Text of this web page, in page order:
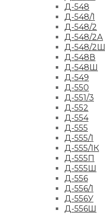
Д-548
Д-548/1
Д-548/2
Д-548/2А
Д-548/2Ш
Д-548В
Д-548Ш
Д-549
Д-550
Д-551/3
Д-552
Д-554
Д-555
Д-555/1
Д-555/1К
Д-555П
Д-555Ш
Д-556
Д-556/1
Д-556У
Д-556Ш